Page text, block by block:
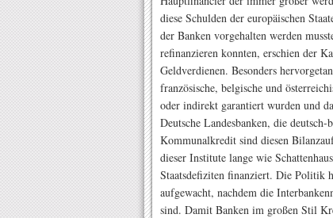
diese Schulden der europäischen
der Banken vorgehalten werden
refinanzieren konnten, erschien der
Geldverdienen. Besonders
französische, belgische und
oder indirekt garantiert wurden und
Deutsche Landesbanken, die
Kommunalkredit sind diesen
dieser Institute lange wie
Staatsdefiziten finanziert. Die Politik
aufgewacht, nachdem die
sind. Damit Banken im großen Stil